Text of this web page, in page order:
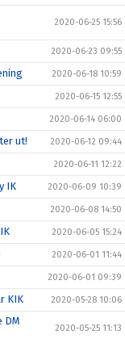
2020-06-25 15:56
2020-06-23 09:55
2020-06-18 10:59
2020-06-15 12:55
2020-06-14 06:00
ut! 2020-06-12 09:44
2020-06-11 12:22
IK 2020-06-09 10:39
2020-06-08 14:50
2020-06-05 15:24
2020-06-01 11:44
2020-06-01 09:39
KIK 2020-05-28 10:06
DM
2020-05-25 11:13